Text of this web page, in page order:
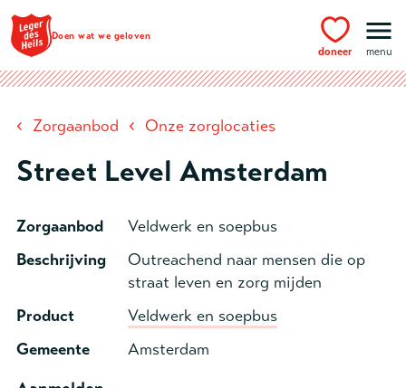
Ga naar hoofdinhoud
Doen wat we geloven
doneer menu
‹ Zorgaanbod ‹ Onze zorglocaties
Street Level Amsterdam
Zorgaanbod
Veldwerk en soepbus
Beschrijving
Outreachend naar mensen die op
straat leven en zorg mijden
Product
Veldwerk en soepbus
Gemeente
Amsterdam